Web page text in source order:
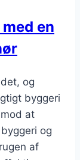
en
og
byggeri
at
og
af